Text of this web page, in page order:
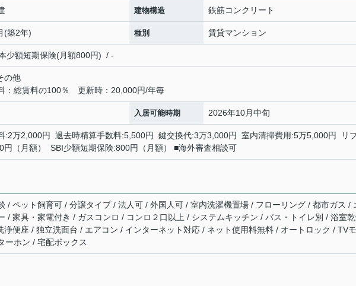
建物構造 鉄筋コンクリート
(築2年) 種別 賃貸マンション
少額短期保険(月額800円) / -
の他
：総賃料の100％ 更新時：20,000円/年毎
入居可能時期 2026年10月中旬
:2万2,000円 退去時精算手数料:5,500円 鍵交換代:3万3,000円 室内清掃費用:5万5,000円 リ
円（月額） SBI少額短期保険:800円（月額） ■海外審査相談可
/ ペット飼育可 / 分譲タイプ / 法人可 / 外国人可 / 室内洗濯機置場 / フローリング / 都市ガス /
/ 家具・家電付き / ガスコンロ / コンロ２口以上 / システムキッチン / バス・トイレ別 / 浴室
浄便座 / 独立洗面台 / エアコン / インターネット対応 / ネット使用料無料 / オートロック / TV
ーホン / 宅配ボックス